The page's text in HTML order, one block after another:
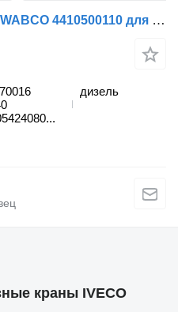
Главный тормозной кран WABCO 4410500110 для тягача IVECO Stralis, Trakker (2002-)
дизель
краны IVECO